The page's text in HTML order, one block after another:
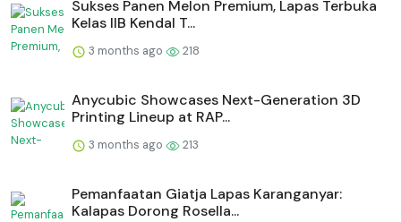
Sukses Panen Melon Premium, Lapas Terbuka
Kelas IIB Kendal T...
3 months ago 218
Anycubic Showcases Next-Generation 3D
Printing Lineup at RAP...
3 months ago 213
Pemanfaatan Giatja Lapas Karanganyar:
Kalapas Dorong Rosella...